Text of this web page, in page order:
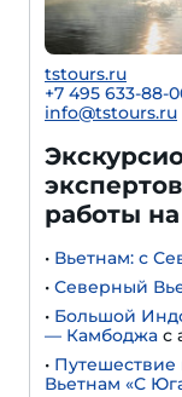
tstours.ru
+7 495 633-88-
info@tstours.ru
работы
• Вьетнам: с
• Северный
• Большой
— Камбоджа с
• Путешествие
Вьетнам «С